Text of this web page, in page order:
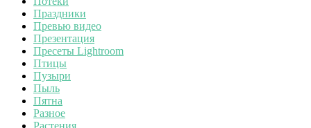
Праздники
Превью видео
Презентация
Пресеты Lightroom
Птицы
Пузыри
Пыль
Пятна
Разное
Растения